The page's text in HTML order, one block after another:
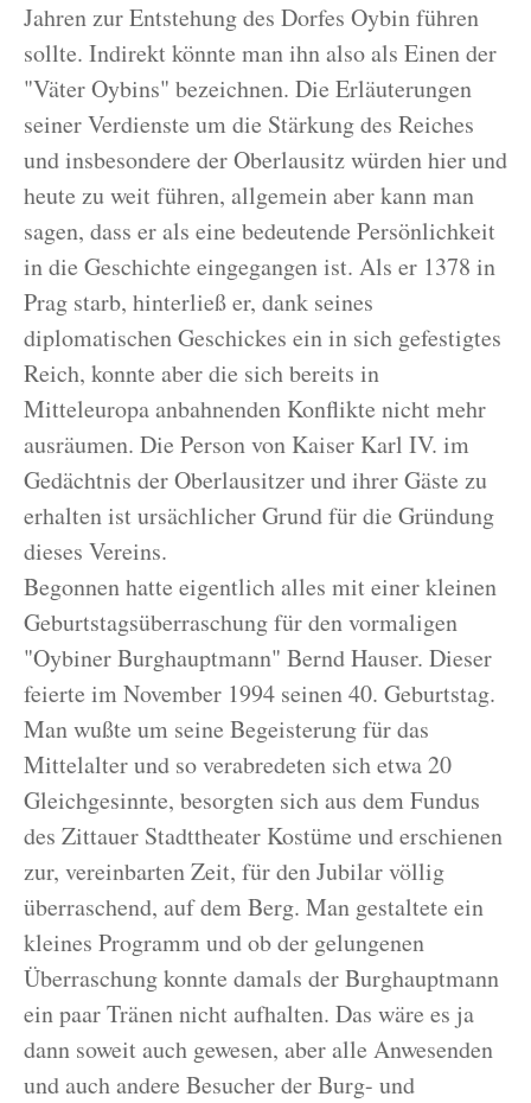
Jahren zur Entstehung des Dorfes Oybin führen
sollte. Indirekt könnte man ihn also als Einen der
"Väter Oybins" bezeichnen. Die Erläuterungen
seiner Verdienste um die Stärkung des Reiches
und insbesondere der Oberlausitz würden hier und
heute zu weit führen, allgemein aber kann man
sagen, dass er als eine bedeutende Persönlichkeit
in die Geschichte eingegangen ist. Als er 1378 in
Prag starb, hinterließ er, dank seines
diplomatischen Geschickes ein in sich gefestigtes
Reich, konnte aber die sich bereits in
Mitteleuropa anbahnenden Konflikte nicht mehr
ausräumen. Die Person von Kaiser Karl IV. im
Gedächtnis der Oberlausitzer und ihrer Gäste zu
erhalten ist ursächlicher Grund für die Gründung
dieses Vereins.
Begonnen hatte eigentlich alles mit einer kleinen
Geburtstagsüberraschung für den vormaligen
"Oybiner Burghauptmann" Bernd Hauser. Dieser
feierte im November 1994 seinen 40. Geburtstag.
Man wußte um seine Begeisterung für das
Mittelalter und so verabredeten sich etwa 20
Gleichgesinnte, besorgten sich aus dem Fundus
des Zittauer Stadttheater Kostüme und erschienen
zur, vereinbarten Zeit, für den Jubilar völlig
überraschend, auf dem Berg. Man gestaltete ein
kleines Programm und ob der gelungenen
Überraschung konnte damals der Burghauptmann
ein paar Tränen nicht aufhalten. Das wäre es ja
dann soweit auch gewesen, aber alle Anwesenden
und auch andere Besucher der Burg- und